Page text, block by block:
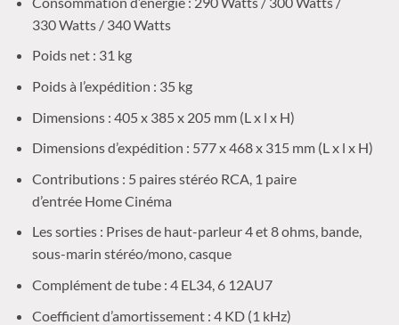
330Watts / 340Watts
Poids net : 31 kg
Poids à l’expédition : 35 kg
Dimensions : 405 x 385 x 205 mm (L x l xH)
Dimensions d’expédition : 577x 468x 315 mm (L x l xH)
Contributions : 5 pairesstéréo RCA, 1 paire
d’entréeHome Cinéma
Les sorties : Prisesde haut-parleur 4 et 8 ohms, bande,
sous-marin stéréo/mono, casque
Complément de tube : 4 EL34, 6 12AU7
Coefficient d’amortissement : 4 KD (1 kHz)